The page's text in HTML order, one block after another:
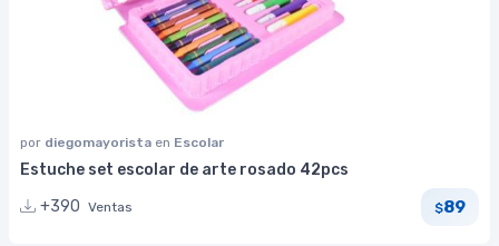
por diegomayorista en Escolar
Estuche set escolar de arte rosado 42pcs
+390 Ventas $89